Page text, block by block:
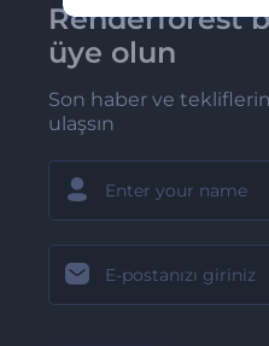
Renderforest
üye olun
Son haber ve
ulaşsın